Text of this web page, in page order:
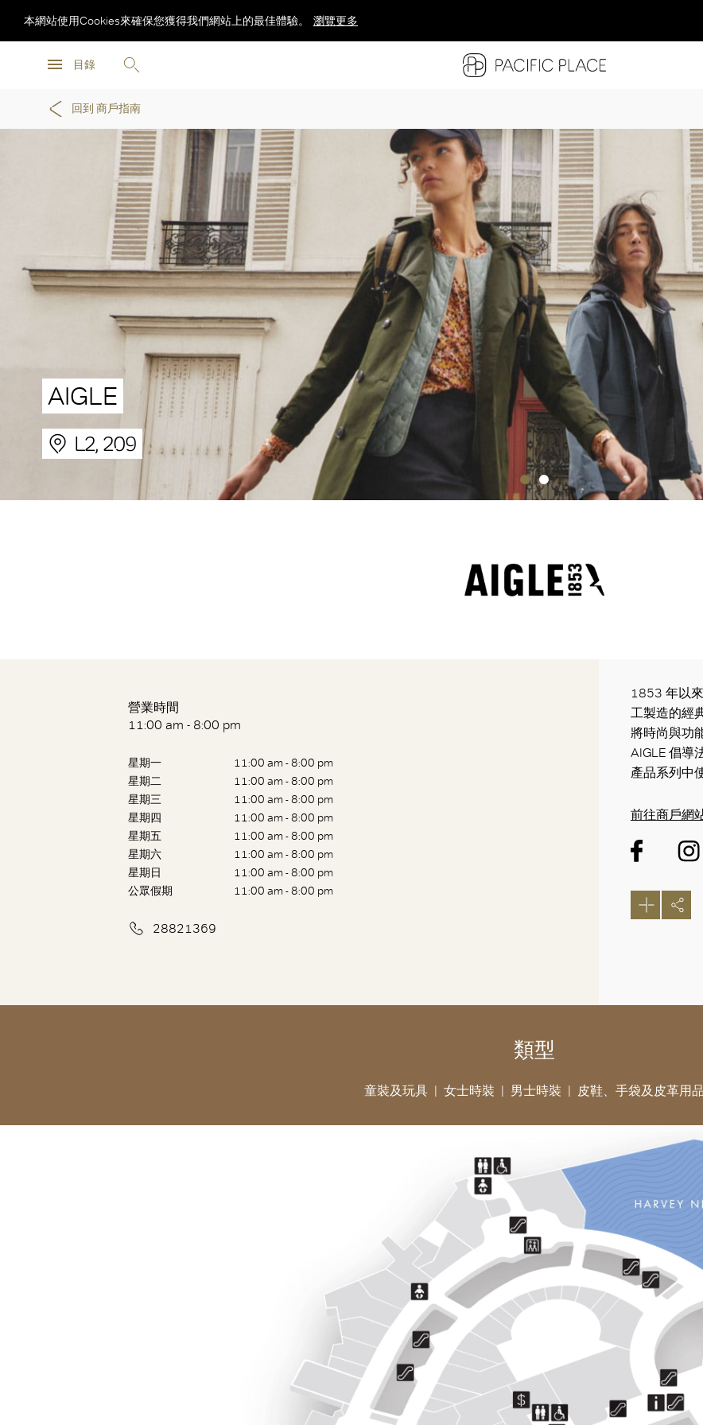
目錄
本網站使用Cookies來確保您獲得我們網站上的最佳體驗。 瀏覽更多
回到 商戶指南
AIGLE
L2, 209
營業時間
11:00 am - 8:00 pm
星期一
11:00 am - 8:00 pm
星期二
11:00 am - 8:00 pm
星期三
11:00 am - 8:00 pm
星期四
11:00 am - 8:00 pm
星期五
11:00 am - 8:00 pm
星期六
11:00 am - 8:00 pm
星期日
11:00 am - 8:00 pm
公眾假期
11:00 am - 8:00 pm
28821369
1853 年以
工製造的經
將時尚與功
AIGLE 倡導
產品系列中
前往商戶網
類型
童裝及玩具 女士時裝 男士時裝 皮鞋、手袋及皮革用品